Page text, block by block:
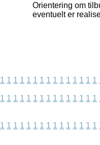
Orientering om
eventuelt er
1 1 1 1 1 1 1 1 1 1 1 1 1 1 1
1 1 1 1 1 1 1 1 1 1 1 1 1 1 1
1 1 1 1 1 1 1 1 1 1 1 1 1 1 1